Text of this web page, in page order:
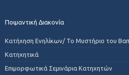
Ποιμαντική Διακονία
Κατήχηση Ενηλίκων/ Το Μυστήριο του
Κατηχητικά
Επιμορφωτικά Σεμινάρια Κατηχητών